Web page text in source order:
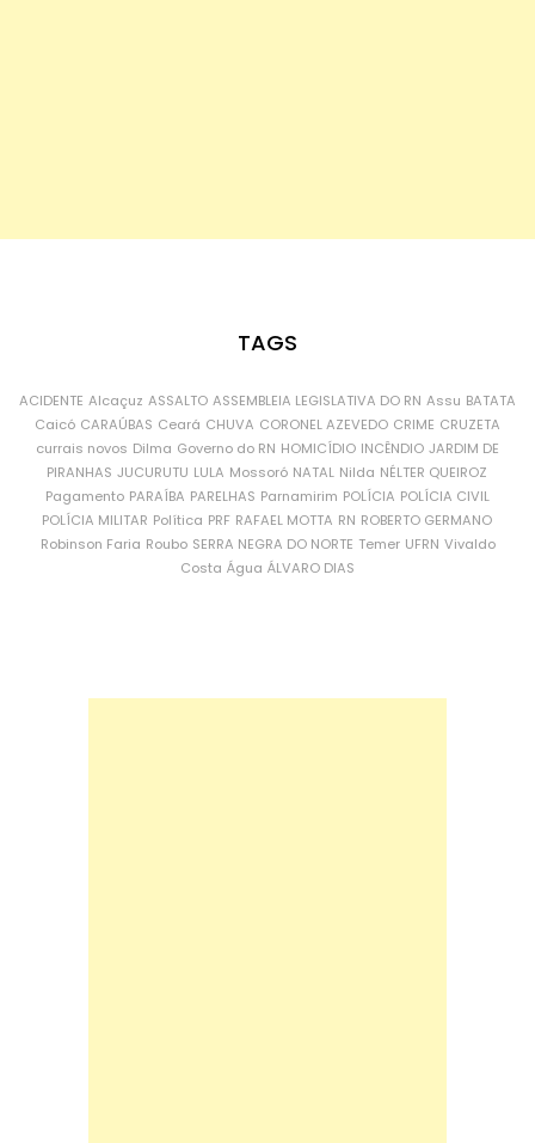
TAGS
ACIDENTE Alcaçuz ASSALTO ASSEMBLEIA LEGISLATIVA DO RN Assu BATATA
Caicó CARAÚBAS Ceará CHUVA CORONEL AZEVEDO CRIME CRUZETA
currais novos Dilma Governo do RN HOMICÍDIO INCÊNDIO JARDIM DE
PIRANHAS JUCURUTU LULA Mossoró NATAL Nilda NÉLTER QUEIROZ
Pagamento PARAÍBA PARELHAS Parnamirim POLÍCIA POLÍCIA CIVIL
POLÍCIA MILITAR Política PRF RAFAEL MOTTA RN ROBERTO GERMANO
Robinson Faria Roubo SERRA NEGRA DO NORTE Temer UFRN Vivaldo
Costa Água ÁLVARO DIAS